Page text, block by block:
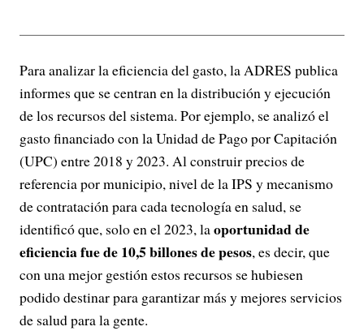
Para analizar la eficiencia del gasto, la ADRES publica
informes que se centran en la distribución y ejecución
de los recursos del sistema. Por ejemplo, se analizó el
gasto financiado con la Unidad de Pago por Capitación
(UPC) entre 2018 y 2023. Al construir precios de
referencia por municipio, nivel de la IPS y mecanismo
de contratación para cada tecnología en salud, se
identificó que, solo en el 2023, laoportunidad de
eficiencia fue de 10,5 billones de pesos, es decir, que
con una mejor gestión estos recursos se hubiesen
podido destinar para garantizar más y mejores servicios
de salud para la gente.